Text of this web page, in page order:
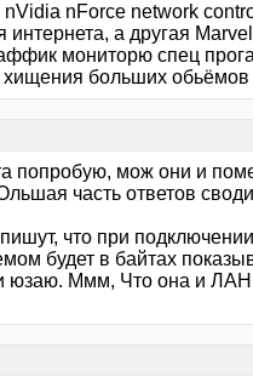
nForce network
интернета, а другая
мониторю спец
хищения больших
попробую, мож они и
часть ответов
что при
будет в байтах
юзаю. Ммм, Что она и